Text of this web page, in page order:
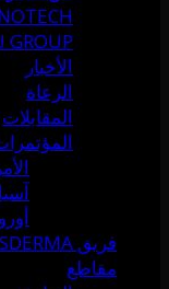
GROUP
الأخبار
الرعاة
المقابلات
آسيا
فريق SESDERMA
مقاطع